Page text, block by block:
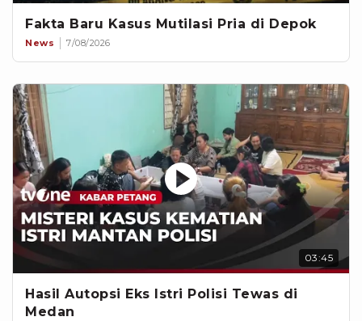
Fakta Baru Kasus Mutilasi Pria di Depok
News 7/08/2026
03:45
Hasil Autopsi Eks Istri Polisi Tewas di
Medan